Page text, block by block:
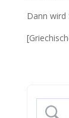
Dann wird